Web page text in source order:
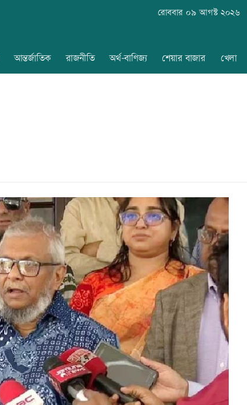
রোববার ০৯ আগস্ট ২০২৬
আন্তর্জাতিক রাজনীতি অর্থ-বাণিজ্য শেয়ার বাজার খেলা